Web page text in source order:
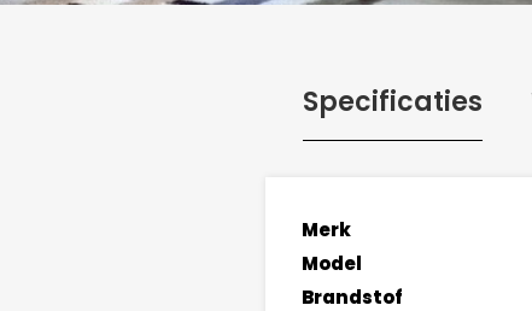
Specificaties
Merk
Model
Brandstof